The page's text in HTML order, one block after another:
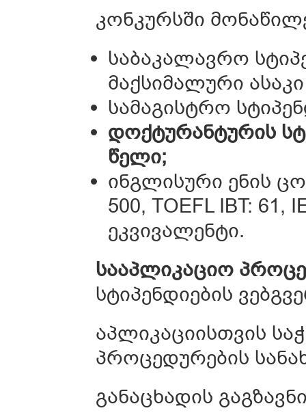
კონკურსში
საბაკალავრო
მაქსიმალური
სამაგისტრო
დოქტურანტურის
წელი;
ინგლისური ენის
500, TOEFL IBT: 61,
ეკვივალენტი.
სააპლიკაციო
სტიპენდიების
აპლიკაციისთვის
პროცედურების
განაცხადის